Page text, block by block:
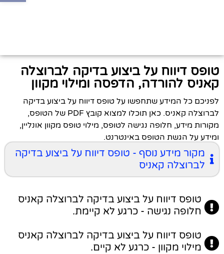
טופס דיווח על ביצוע בדיקה לברוצלה
קאניס להורדה, הדפסה ומילוי מקוון
לפניכם כל המידע שתחפשו על טופס דיווח על ביצוע בדיקה
לברוצלה קאניס. כאן תוכלו למצוא קובץ PDF של הטופס,
מקורות מידע, חלופה נגישה לטופס, מילוי טופס מקוון אונליין,
ומידע על הגשת הטופס באינטרנט.
מקור מידע נוסף - טופס דיווח על ביצוע בדיקה
לברוצלה קאניס
טופס דיווח על ביצוע בדיקה לברוצלה קאניס
חלופה נגישה - כרגע לא קיימת.
טופס דיווח על ביצוע בדיקה לברוצלה קאניס
מילוי מקוון - כרגע לא קיים.